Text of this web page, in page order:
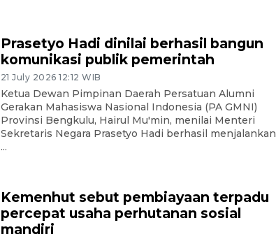
Prasetyo Hadi dinilai berhasil bangun
komunikasi publik pemerintah
21 July 2026 12:12 WIB
Ketua Dewan Pimpinan Daerah Persatuan Alumni
Gerakan Mahasiswa Nasional Indonesia (PA GMNI)
Provinsi Bengkulu, Hairul Mu'min, menilai Menteri
Sekretaris Negara Prasetyo Hadi berhasil menjalankan
...
Kemenhut sebut pembiayaan terpadu
percepat usaha perhutanan sosial
mandiri
Tingkat hunian hotel di
Lampung naik pada Maret
2026
12 May 2026 15:06 WIB